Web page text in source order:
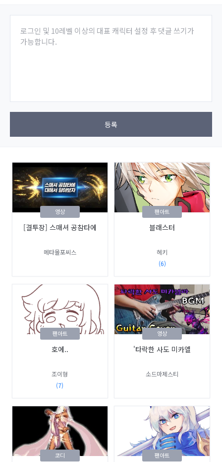
로그인 및 10레벨 이상의 대표 캐릭터 설정 후 댓글 쓰기가
가능합니다.
등록
[결투장] 스매셔 공참타에
메타몰포씨스
영상
블래스터
헤키
(6)
팬아트
호에..
조이형
(7)
팬아트
'타락한 사도 미카엘
소드마제스티
영상
코디 팬아트